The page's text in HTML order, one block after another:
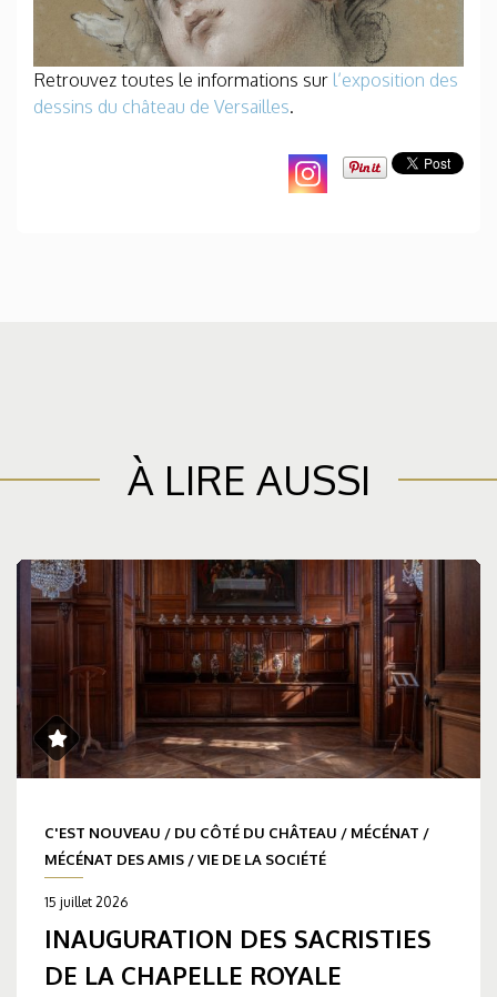
Retrouvez toutes le informations sur l’exposition des
dessins du château de Versailles.
À LIRE AUSSI
C'EST NOUVEAU / DU CÔTÉ DU CHÂTEAU / MÉCÉNAT /
MÉCÉNAT DES AMIS /VIE DE LA SOCIÉTÉ
15 juillet 2026
INAUGURATION DES SACRISTIES
DE LA CHAPELLE ROYALE